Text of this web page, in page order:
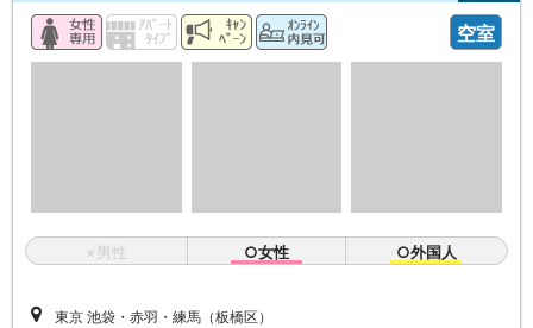
空室
×男性 ○女性 ○外国人
東京 池袋・赤羽・練馬（板橋区）